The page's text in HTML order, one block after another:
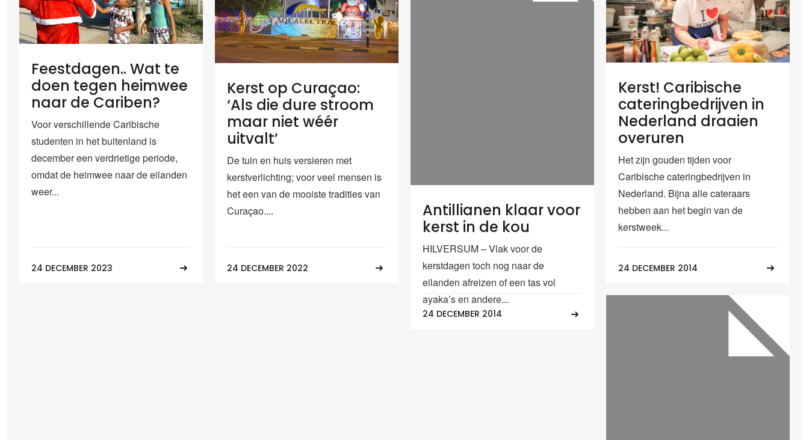
Feestdagen.. Wat te
doen tegen heimwee
naar de Cariben?
Voor verschillende Caribische
studenten in het buitenland is
december een verdrietige periode,
omdat de heimwee naar de eilanden
weer...
24 DECEMBER 2023
Kerst op Curaçao:
‘Als die dure stroom
maar niet wéér
uitvalt’
De tuin en huis versieren met
kerstverlichting; voor veel mensen is
het een van de mooiste tradities van
Curaçao....
24 DECEMBER 2022
Antillianen klaar voor
kerst in de kou
HILVERSUM – Vlak voor de
kerstdagen toch nog naar de
eilanden afreizen of een tas vol
ayaka’s en andere...
24 DECEMBER 2014
Kerst! Caribische
cateringbedrijven in
Nederland draaien
overuren
Het zijn gouden tijden voor
Caribische cateringbedrijven in
Nederland. Bijna alle cateraars
hebben aan het begin van de
kerstweek...
24 DECEMBER 2014